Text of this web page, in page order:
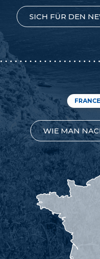
SICH FÜR DEN
FRANCE
WIE MAN